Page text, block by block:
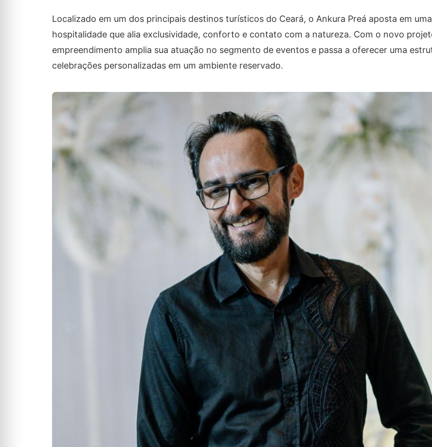
Localizado em um dos principais destinos turísticos do Ceará, o Ankura Preá aposta em
hospitalidade que alia exclusividade, conforto e contato com a natureza. Com o novo
empreendimento amplia sua atuação no segmento de eventos e passa a oferecer uma
celebrações personalizadas em um ambiente reservado.